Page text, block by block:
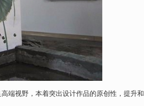
端视野，本着突出设计作品的原创性，提升